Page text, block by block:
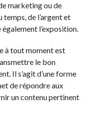
marketing ou de
de l’argent et
l’exposition.
à tout moment est
le bon
Il s’agit d’une forme
de répondre aux
un contenu pertinent